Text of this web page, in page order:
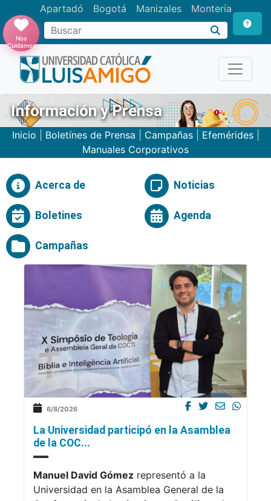
Apartadó Bogotá Manizales Montería
Buscar
Nos
Cuidamos
Información y Prensa
Inicio Boletínes de Prensa Campañas Efemérides
Manuales Corporativos
Acerca de Noticias
Boletines Agenda
Campañas
6/8/2026
La Universidad participó en la Asamblea
de la COC...
Manuel David Gómez representó a la
Universidad en la Asamblea General de la